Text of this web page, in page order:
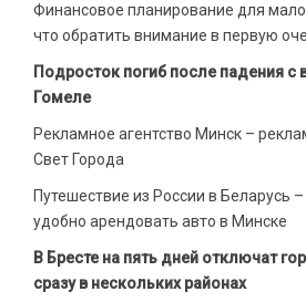
Финансовое планирование для
что обратить внимание в первую
Подросток погиб после падения с
Гомеле
Рекламное агентство Минск –
Свет Города
Путешествие из России в Беларусь
удобно арендовать авто в Минске
В Бресте на пять дней отключат
сразу в нескольких районах